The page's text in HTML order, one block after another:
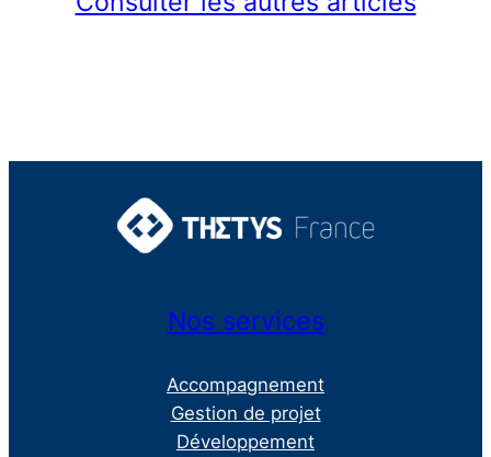
Nos services
Accompagnement
Gestion de projet
Développement